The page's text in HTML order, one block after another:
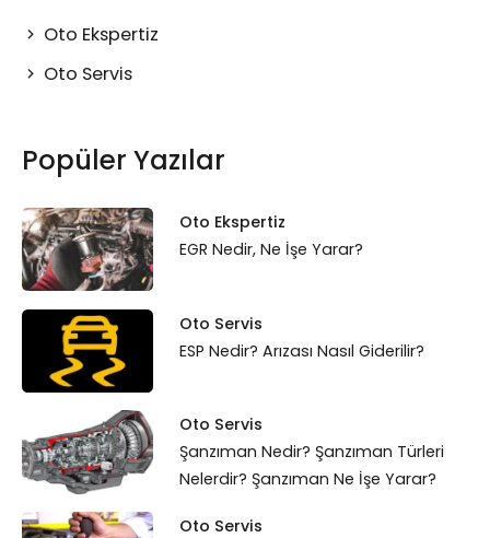
Oto Ekspertiz
Oto Servis
Popüler Yazılar
Oto Ekspertiz
EGR Nedir, Ne İşe Yarar?
Oto Servis
ESP Nedir? Arızası Nasıl Giderilir?
Oto Servis
Şanzıman Nedir? Şanzıman Türleri
Nelerdir? Şanzıman Ne İşe Yarar?
Oto Servis